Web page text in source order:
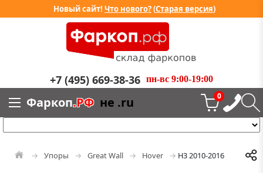
Новый сайт! Что нового?(Старая версия)
+7 (495) 669-38-36 пн-вс 9:00-19:00
Фаркоп.РФ не .ru 0
Упоры Great Wall Hover H3 2010-2016